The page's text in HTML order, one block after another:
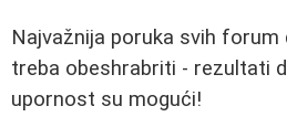
Najvažnija poruka svih forum
treba obeshrabriti - rezultati
upornost su mogući!